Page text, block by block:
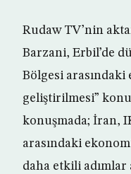
Rudaw TV’nin
Barzani, Erbil’de
Bölgesi
geliştirilmesi”
konuşmada; İran,
arasındaki
daha etkili